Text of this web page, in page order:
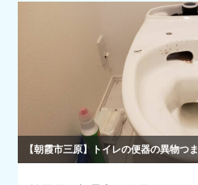
【朝霞市三原】トイレの便器の異物つ